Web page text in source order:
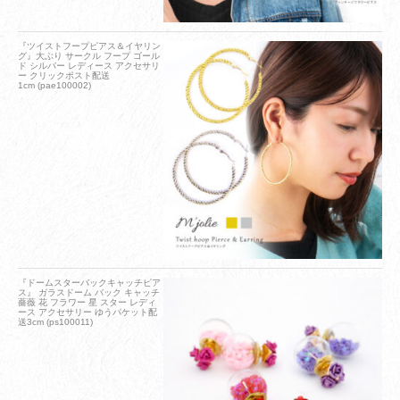
『ツイストフープピアス＆イヤリン
グ』大ぶり サークル フープ ゴール
ド シルバー レディース アクセサリ
ー クリックポスト配送
1cm (pae100002)
『ドームスターバックキャッチピア
ス』 ガラスドーム バック キャッチ
薔薇 花 フラワー 星 スター レディ
ース アクセサリー ゆうパケット配
送3cm (ps100011)